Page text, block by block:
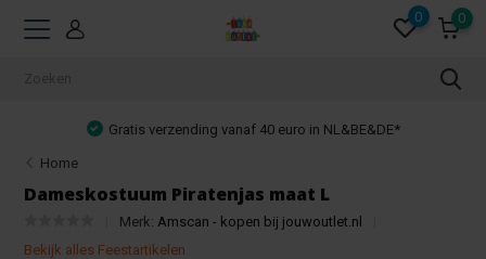
0 0
Gratis verzending vanaf 40 euro in NL&BE&DE*
Home
Dameskostuum Piratenjas maat L
Merk: Amscan - kopen bij jouwoutlet.nl
Bekijk alles Feestartikelen